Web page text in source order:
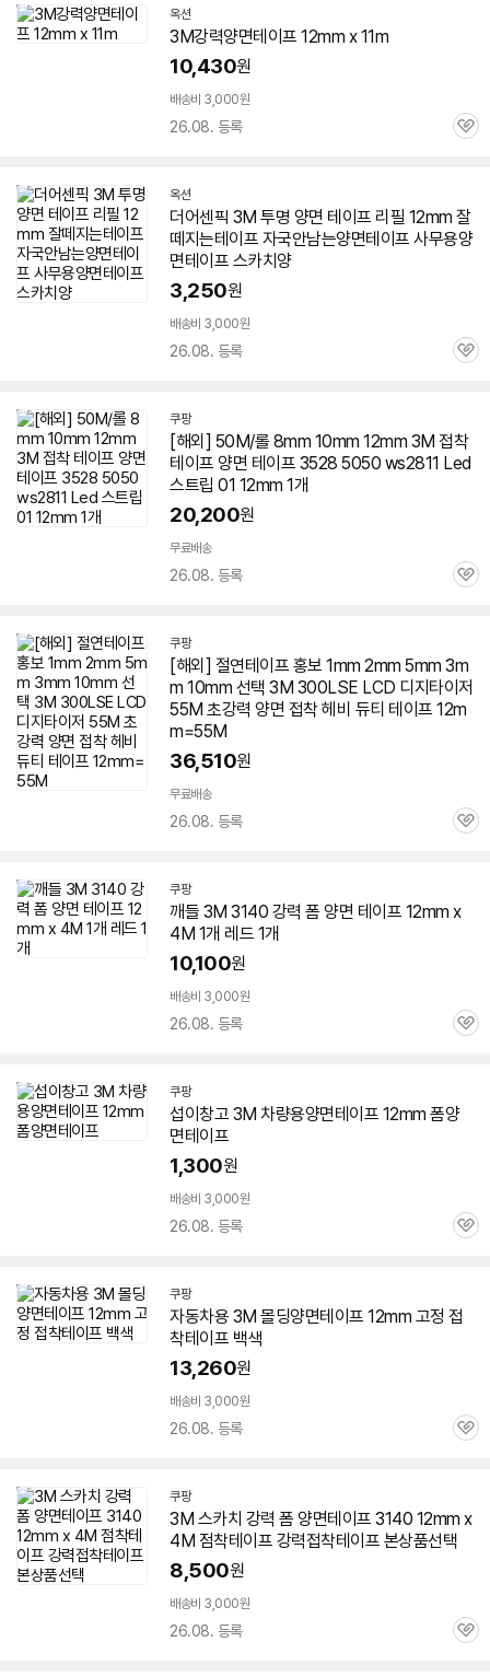
옥션
3M강력양면테이프 12mm x 11m
10,430원
배송비 3,000원
26.08. 등록
관
옥션
더어센픽 3M 투명 양면 테이프 리필 12mm 잘
떼지는테이프 자국안남는양면테이프 사무용양
면테이프 스카치양
3,250원
배송비 3,000원
26.08. 등록
관
쿠팡
[해외] 50M/롤 8mm 10mm 12mm 3M 접착
테이프 양면 테이프 3528 5050 ws2811 Led
스트립 01 12mm 1개
20,200원
무료배송
26.08. 등록
관
쿠팡
[해외] 절연테이프 홍보 1mm 2mm 5mm 3m
m 10mm 선택 3M 300LSE LCD 디지타이저
55M 초강력 양면 접착 헤비 듀티 테이프 12m
m=55M
36,510원
무료배송
26.08. 등록
관
쿠팡
깨들 3M 3140 강력 폼 양면 테이프 12mm x
4M 1개 레드 1개
10,100원
배송비 3,000원
26.08. 등록
관
쿠팡
섭이창고 3M 차량용양면테이프 12mm 폼양
면테이프
1,300원
배송비 3,000원
26.08. 등록
관
쿠팡
자동차용 3M 몰딩양면테이프 12mm 고정 접
착테이프 백색
13,260원
배송비 3,000원
26.08. 등록
관
쿠팡
3M 스카치 강력 폼 양면테이프 3140 12mm x
4M 점착테이프 강력접착테이프 본상품선택
8,500원
배송비 3,000원
26.08. 등록
관